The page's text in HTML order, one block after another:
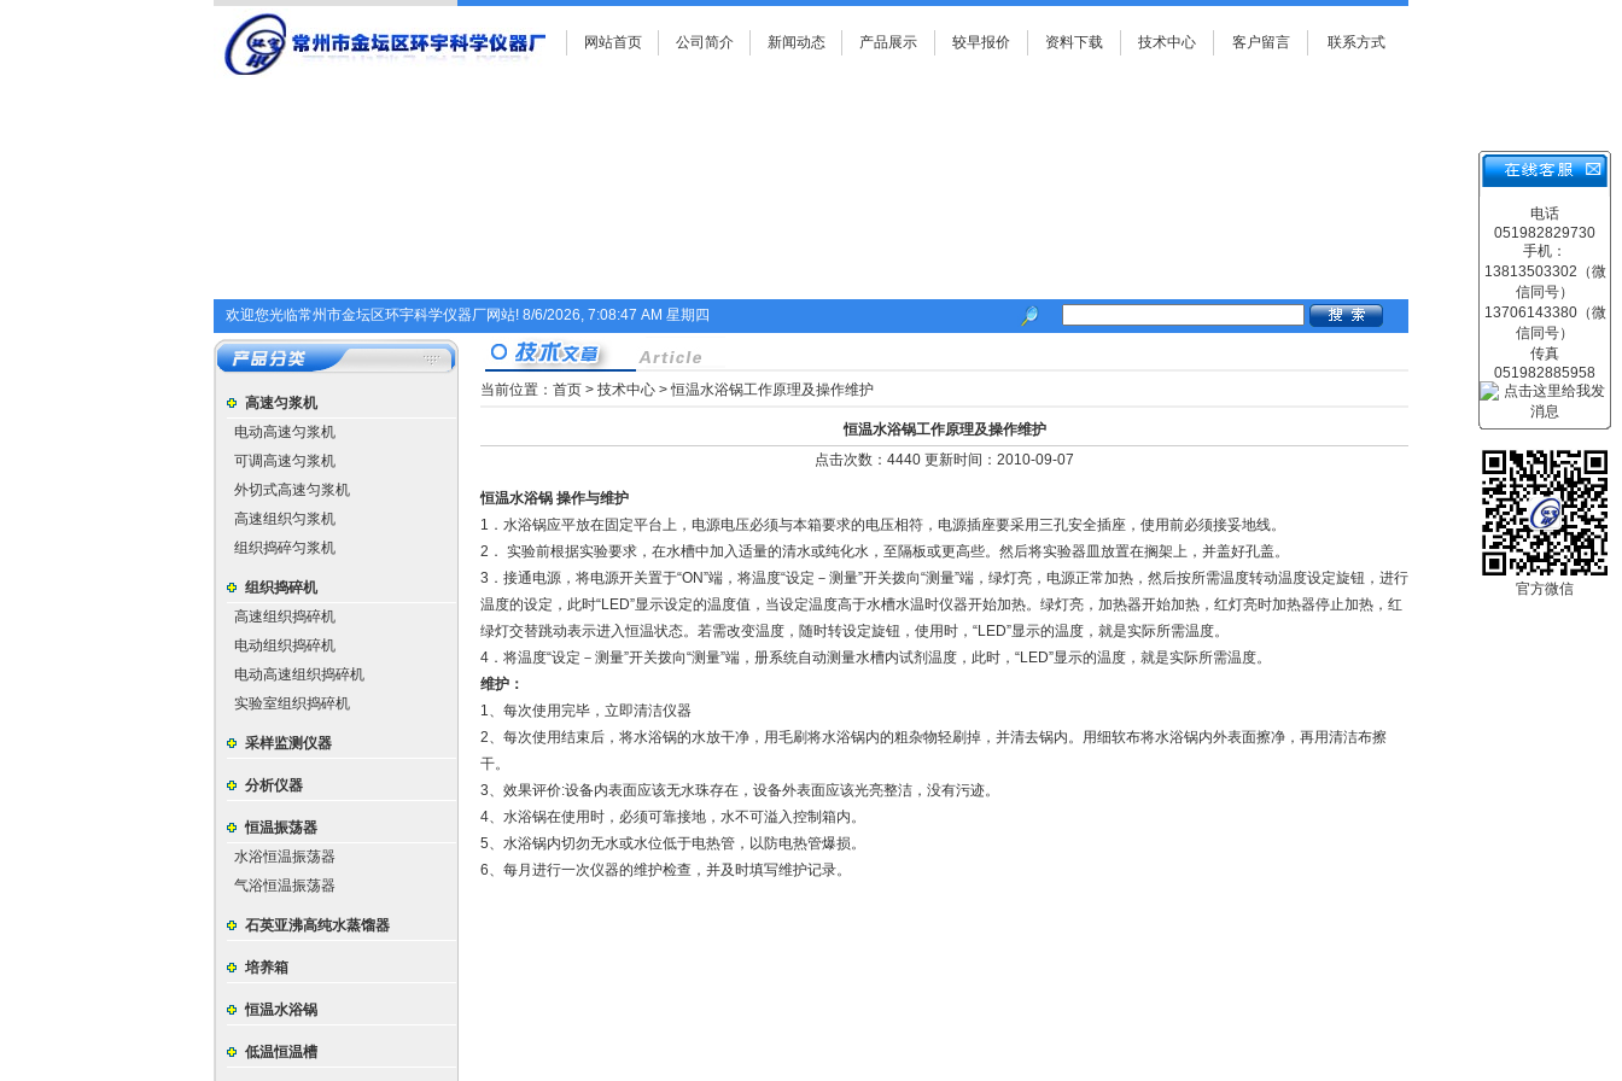
网站首页 公司简介 新闻动态 产品展示 较早报价 资料下载 技术中心 客户留言 联系方式
欢迎您光临常州市金坛区环宇科学仪器厂网站! 8/6/2026, 7:08:47 AM 星期四
高速匀浆机
电动高速匀浆机
可调高速匀浆机
外切式高速匀浆机
高速组织匀浆机
组织捣碎匀浆机
组织捣碎机
高速组织捣碎机
电动组织捣碎机
电动高速组织捣碎机
实验室组织捣碎机
采样监测仪器
分析仪器
恒温振荡器
水浴恒温振荡器
气浴恒温振荡器
石英亚沸高纯水蒸馏器
培养箱
恒温水浴锅
低温恒温槽
当前位置： 首页 > 技术中心 > 恒温水浴锅工作原理及操作维护
恒温水浴锅工作原理及操作维护
点击次数：4440 更新时间：2010-09-07
恒温水浴锅 操作与维护
1．水浴锅应平放在固定平台上，电源电压必须与本箱要求的电压相符，电源插座要采用三孔安全插座，使用前必须接妥地线。
2． 实验前根据实验要求，在水槽中加入适量的清水或纯化水，至隔板或更高些。然后将实验器皿放置在搁架上，并盖好孔盖。
3．接通电源，将电源开关置于“ON”端，将温度“设定－测量”开关拨向“测量”端，绿灯亮，电源正常加热，然后按所需温度转动温度设定旋钮，进行
温度的设定，此时“LED”显示设定的温度值，当设定温度高于水槽水温时仪器开始加热。绿灯亮，加热器开始加热，红灯亮时加热器停止加热，红
绿灯交替跳动表示进入恒温状态。若需改变温度，随时转设定旋钮，使用时，“LED”显示的温度，就是实际所需温度。
4．将温度“设定－测量”开关拨向“测量”端，册系统自动测量水槽内试剂温度，此时，“LED”显示的温度，就是实际所需温度。
维护：
1、每次使用完毕，立即清洁仪器
2、每次使用结束后，将水浴锅的水放干净，用毛刷将水浴锅内的粗杂物轻刷掉，并清去锅内。用细软布将水浴锅内外表面擦净，再用清洁布擦
干。
3、效果评价:设备内表面应该无水珠存在，设备外表面应该光亮整洁，没有污迹。
4、水浴锅在使用时，必须可靠接地，水不可溢入控制箱内。
5、水浴锅内切勿无水或水位低于电热管，以防电热管爆损。
6、每月进行一次仪器的维护检查，并及时填写维护记录。
电话
051982829730
手机：
13813503302（微
信同号）
13706143380（微
信同号）
传真
051982885958
官方微信